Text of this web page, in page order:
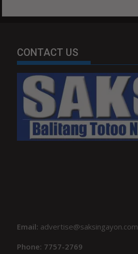
CONTACT US
Email: advertise@saksingayon.com
Phone: 7757-2769